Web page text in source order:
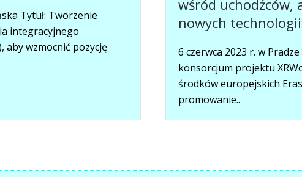
Tytuł: Tworzenie
integracyjnego
aby wzmocnić pozycję
wśród uchodźców,
nowych technologii
6 czerwca 2023 r. w
konsorcjum projektu
środków europejskich
promowanie..